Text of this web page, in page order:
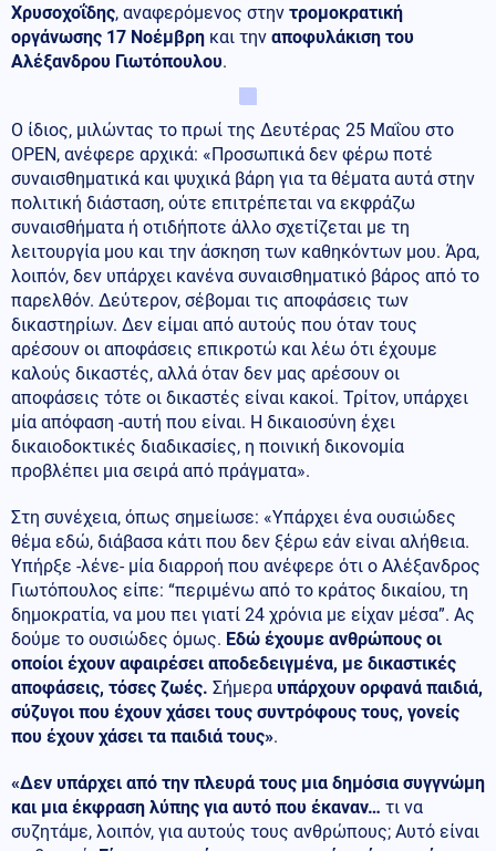
Χρυσοχοΐδης, αναφερόμενος στην τρομοκρατική
οργάνωσης 17 Νοέμβρη και την αποφυλάκιση του
Αλέξανδρου Γιωτόπουλου.
Ο ίδιος, μιλώντας το πρωί της Δευτέρας 25 Μαΐου στο
OPEN, ανέφερε αρχικά: «Προσωπικά δεν φέρω ποτέ
συναισθηματικά και ψυχικά βάρη για τα θέματα αυτά στην
πολιτική διάσταση, ούτε επιτρέπεται να εκφράζω
συναισθήματα ή οτιδήποτε άλλο σχετίζεται με τη
λειτουργία μου και την άσκηση των καθηκόντων μου. Άρα,
λοιπόν, δεν υπάρχει κανένα συναισθηματικό βάρος από το
παρελθόν. Δεύτερον, σέβομαι τις αποφάσεις των
δικαστηρίων. Δεν είμαι από αυτούς που όταν τους
αρέσουν οι αποφάσεις επικροτώ και λέω ότι έχουμε
καλούς δικαστές, αλλά όταν δεν μας αρέσουν οι
αποφάσεις τότε οι δικαστές είναι κακοί. Τρίτον, υπάρχει
μία απόφαση -αυτή που είναι. Η δικαιοσύνη έχει
δικαιοδοκτικές διαδικασίες, η ποινική δικονομία
προβλέπει μια σειρά από πράγματα».
Στη συνέχεια, όπως σημείωσε: «Υπάρχει ένα ουσιώδες
θέμα εδώ, διάβασα κάτι που δεν ξέρω εάν είναι αλήθεια.
Υπήρξε -λένε- μία διαρροή που ανέφερε ότι ο Αλέξανδρος
Γιωτόπουλος είπε: “περιμένω από το κράτος δικαίου, τη
δημοκρατία, να μου πει γιατί 24 χρόνια με είχαν μέσα”. Ας
δούμε το ουσιώδες όμως. Εδώ έχουμε ανθρώπους οι
οποίοι έχουν αφαιρέσει αποδεδειγμένα, με δικαστικές
αποφάσεις, τόσες ζωές. Σήμερα υπάρχουν ορφανά παιδιά,
σύζυγοι που έχουν χάσει τους συντρόφους τους, γονείς
που έχουν χάσει τα παιδιά τους».
«Δεν υπάρχει από την πλευρά τους μια δημόσια συγγνώμη
και μια έκφραση λύπης για αυτό που έκαναν… τι να
συζητάμε, λοιπόν, για αυτούς τους ανθρώπους; Αυτό είναι